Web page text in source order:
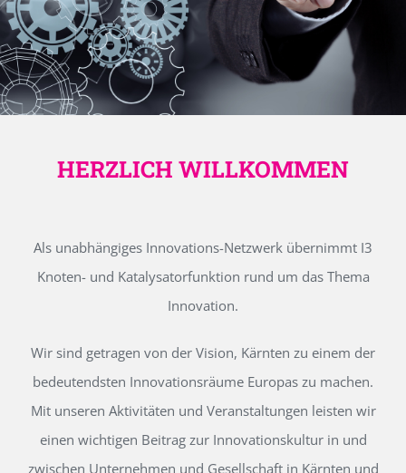
HERZLICH WILLKOMMEN
Als unabhängiges Innovations-Netzwerk übernimmt I3
Knoten- und Katalysatorfunktion rund um das Thema
Innovation.
Wir sind getragen von der Vision, Kärnten zu einem der
bedeutendsten Innovationsräume Europas zu machen.
Mit unseren Aktivitäten und Veranstaltungen leisten wir
einen wichtigen Beitrag zur Innovationskultur in und
zwischen Unternehmen und Gesellschaft in Kärnten und